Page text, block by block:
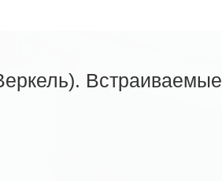
Встраиваемые